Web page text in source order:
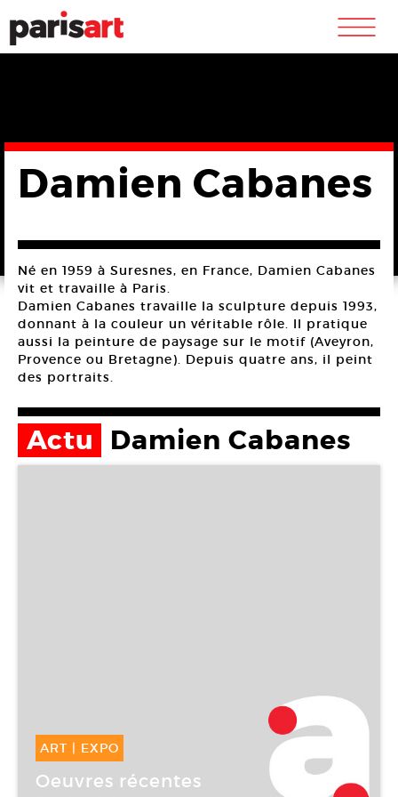
m
Damien Cabanes
Né en 1959 à Suresnes, en France, Damien Cabanes
vit et travaille à Paris.
Damien Cabanes travaille la sculpture depuis 1993,
donnant à la couleur un véritable rôle. Il pratique
aussi la peinture de paysage sur le motif (Aveyron,
Provence ou Bretagne). Depuis quatre ans, il peint
des portraits.
Actu Damien Cabanes
ART | EXPO
12 Sep -30 Oct 2006
Oeuvres récentes